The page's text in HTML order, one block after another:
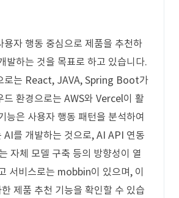
용자 행동 중심으로 제품을 추천하
발하는 것을 목표로 하고 있습니다.
로는 React, JAVA, Spring Boot가
드 환경으로는 AWS와 Vercel이 활
능은 사용자 행동 패턴을 분석하여
AI를 개발하는 것으로, AI API 연동
자체 모델 구축 등의 방향성이 열
서비스로는 mobbin이 있으며, 이
제품 추천 기능을 확인할 수 있습